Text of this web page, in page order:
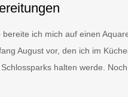
bereite ich mich auf einen
August vor, den ich im
halten werde.